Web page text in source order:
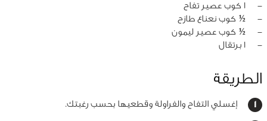
‏-
1 كوب عصير تفاح
‏-
½ كوب نعناع طازح
‏-
½ كوب عصير ليمون
‏-
1 برتقال
الطريقة
إغسلي التفاح والفراولة وقطعيها بحسب رغبتك.